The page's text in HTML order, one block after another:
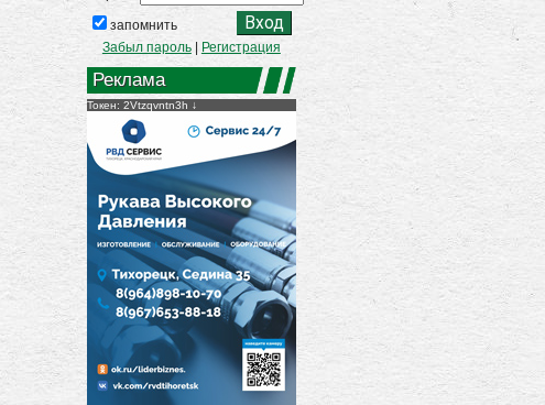
запомнить
Забыл пароль| Регистрация
Реклама
Токен: 2Vtzqvntn3h